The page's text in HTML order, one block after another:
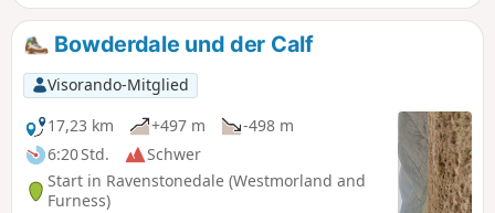
Bowderdale und der Calf
Visorando-Mitglied
17,23 km
+497 m
-498 m
6:20 Std.
Schwer
Start in Ravenstonedale (Westmorland and
Furness)